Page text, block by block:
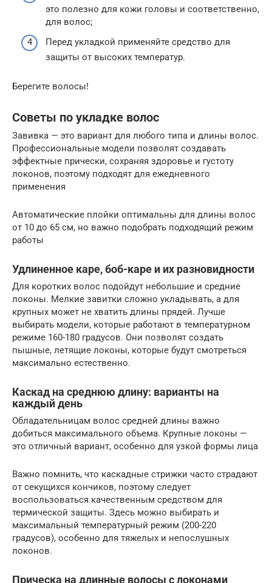
это полезно для кожи головы и соответственно,
для волос;
Перед укладкой применяйте средство для
защиты от высоких температур.
Берегите волосы!
Советы по укладке волос
Завивка — это вариант для любого типа и длины волос.
Профессиональные модели позволят создавать
эффектные прически, сохраняя здоровье и густоту
локонов, поэтому подходят для ежедневного
применения
Автоматические плойки оптимальны для длины волос
от 10 до 65 см, но важно подобрать подходящий режим
работы
Удлиненное каре, боб-каре и их разновидности
Для коротких волос подойдут небольшие и средние
локоны. Мелкие завитки сложно укладывать, а для
крупных может не хватить длины прядей. Лучше
выбирать модели, которые работают в температурном
режиме 160-180 градусов. Они позволят создать
пышные, летящие локоны, которые будут смотреться
максимально естественно.
Каскад на среднюю длину: варианты на
каждый день
Обладательницам волос средней длины важно
добиться максимального объема. Крупные локоны —
это отличный вариант, особенно для узкой формы лица
Важно помнить, что каскадные стрижки часто страдают
от секущихся кончиков, поэтому следует
воспользоваться качественным средством для
термической защиты. Здесь можно выбирать и
максимальный температурный режим (200-220
градусов), особенно для тяжелых и непослушных
локонов.
Прическа на длинные волосы с локонами